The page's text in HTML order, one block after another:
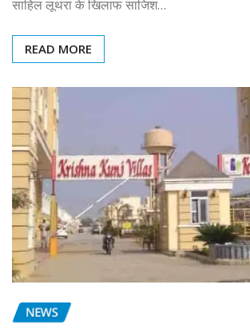
साहिल लूथरा के खिलाफ साजिश…
READ MORE
NEWS